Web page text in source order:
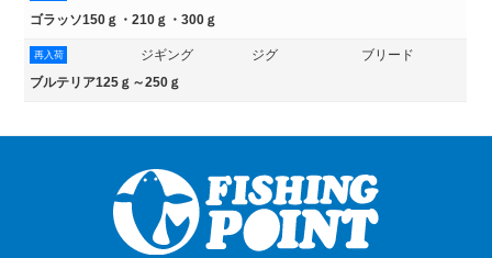
ゴラッソ150ｇ・210ｇ・300ｇ
再入荷 ジギング ジグ ブリード
ブルテリア125ｇ～250ｇ